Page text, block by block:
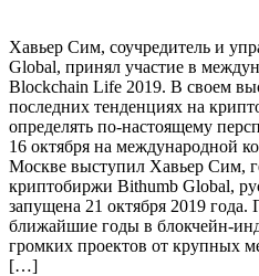
Хавьер Сим, соучредитель и
Global, принял участие в
Blockchain Life 2019. В своем
последних тенденциях на
определять по-настоящему
16 октября на международной
Москве выступил Хавьер Сим,
криптобиржи Bithumb Global,
запущена 21 октября 2019
ближайшие годы в блокчейн-
громких проектов от крупных
[…]